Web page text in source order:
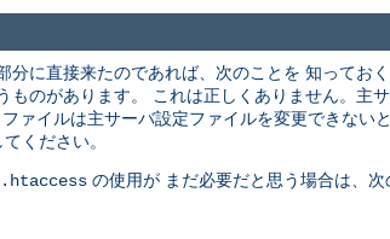
分に直接来たのであれば、次のことを 知ってお
ものがあります。 これは正しくありません。主
ファイルは主サーバ設定ファイルを変更できない
ください。
.htaccess の使用が まだ必要だと思う場合は、